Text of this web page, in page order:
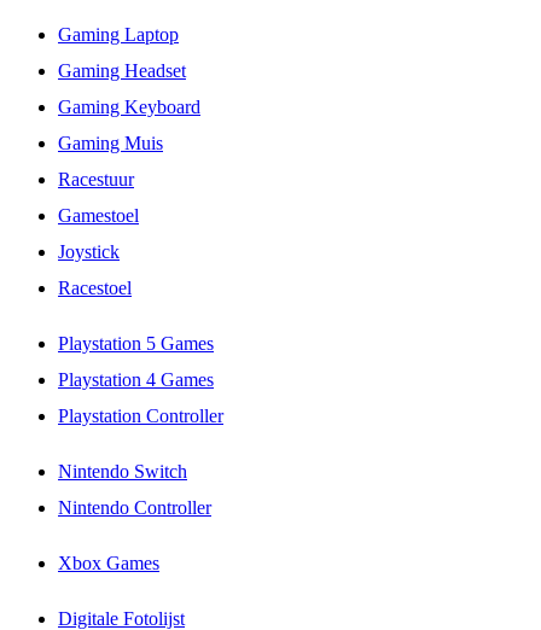
Gaming Laptop
Gaming Headset
Gaming Keyboard
Gaming Muis
Racestuur
Gamestoel
Joystick
Racestoel
Playstation 5 Games
Playstation 4 Games
Playstation Controller
Nintendo Switch
Nintendo Controller
Xbox Games
Digitale Fotolijst